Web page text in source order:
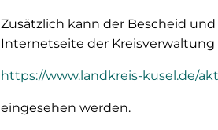
Zusätzlich kann der Bescheid
Internetseite der Kreisverwaltung
https://www.landkreis-kusel.de/
eingesehen werden.